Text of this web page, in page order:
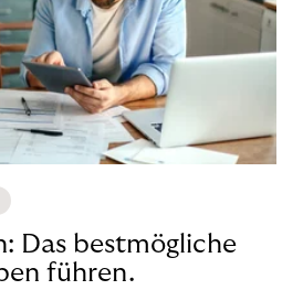
Das bestmögliche
führen.